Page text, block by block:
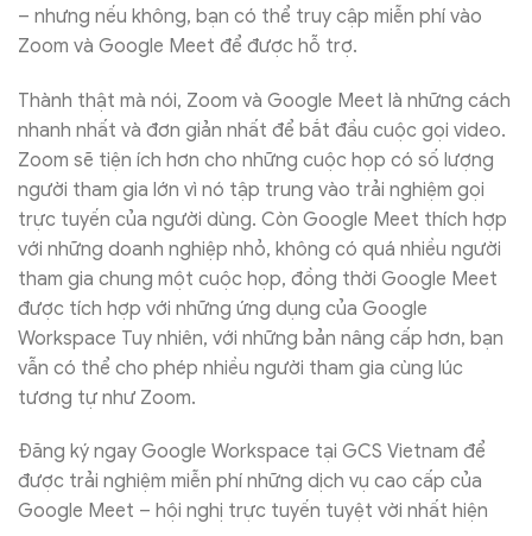
– nhưng nếu không, bạn có thể truy cập miễn phí vào
Zoom và Google Meet để được hỗ trợ.
Thành thật mà nói, Zoom và Google Meet là những cách
nhanh nhất và đơn giản nhất để bắt đầu cuộc gọi video.
Zoom sẽ tiện ích hơn cho những cuộc họp có số lượng
người tham gia lớn vì nó tập trung vào trải nghiệm gọi
trực tuyến của người dùng. Còn Google Meet thích hợp
với những doanh nghiệp nhỏ, không có quá nhiều người
tham gia chung một cuộc họp, đồng thời Google Meet
được tích hợp với những ứng dụng của Google
Workspace Tuy nhiên, với những bản nâng cấp hơn, bạn
vẫn có thể cho phép nhiều người tham gia cùng lúc
tương tự như Zoom.
Đăng ký ngay Google Workspace tại GCS Vietnam để
được trải nghiệm miễn phí những dịch vụ cao cấp của
Google Meet – hội nghị trực tuyến tuyệt vời nhất hiện